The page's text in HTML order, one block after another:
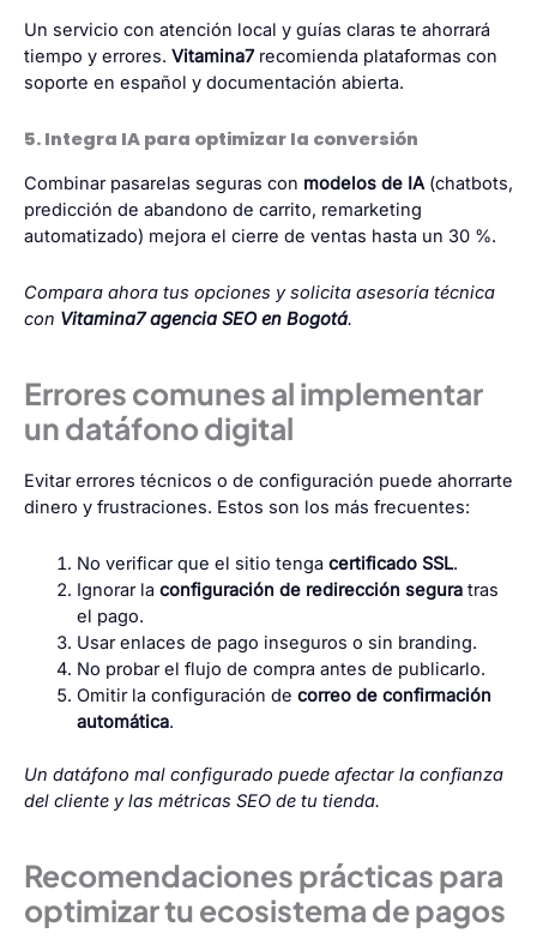
Un servicio con atención local y guías claras te ahorrará
tiempo y errores. Vitamina7recomienda plataformas con
soporte en español y documentación abierta.
5. Integra IA para optimizar la conversión
Combinar pasarelas seguras con modelos de IA(chatbots,
predicción de abandono de carrito, remarketing
automatizado) mejora el cierre de ventas hasta un 30 %.
Compara ahora tus opciones y solicita asesoría técnica
con Vitamina7 agencia SEO en Bogotá.
Errores comunes al implementar
un datáfono digital
Evitar errores técnicos o de configuración puede ahorrarte
dinero y frustraciones. Estos son los más frecuentes:
No verificar que el sitio tenga certificado SSL.
Ignorar la configuración de redirección seguratras
el pago.
Usar enlaces de pago inseguros o sin branding.
No probar el flujo de compra antes de publicarlo.
Omitir la configuración de correo de confirmación
automática.
Un datáfono mal configurado puede afectar la confianza
del cliente y las métricas SEO de tu tienda.
Recomendaciones prácticas para
optimizar tu ecosistema de pagos